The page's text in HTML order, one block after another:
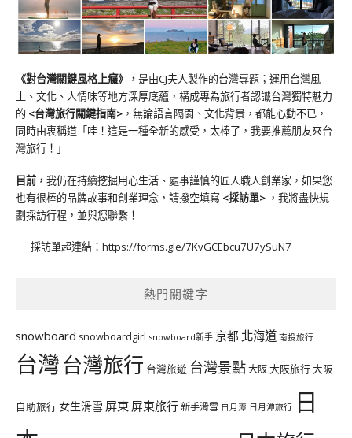
《對台灣關鍵風格上癮》 ， 是由CJ夫人製作的台灣專題；運用台灣風
土、文化、人情味等地方深厚底蘊，構成專為旅行者認識台灣獨特魅力
的 <台灣旅行關鍵指南> ，無論語言隔閡、文化背景，都能心動不已，
同時由衷稱道「哇！這是一種全新的感受，太棒了，我要推薦朋友來台
灣旅行！」
目前， 我仍在持續挖掘用心生活、處事謹慎的匠人職人創業家，如果您
也有很棒的品牌故事和創業理念，請撥空填寫 <採訪單> ，我將盡快規
劃採訪行程，並與您聯繫！
採訪單超連結： https://forms.gle/7KvGCEbcu7U7ySuN7
熱門關鍵字
snowboard snowboardgirl snowboard新手 京都 北海道 南投旅行
台灣台灣旅行 台灣旅遊 台灣景點大阪大阪旅行大阪
自助旅行 女生滑雪 屏東 屏東旅行新手滑雪 日月潭 日月潭旅行 日